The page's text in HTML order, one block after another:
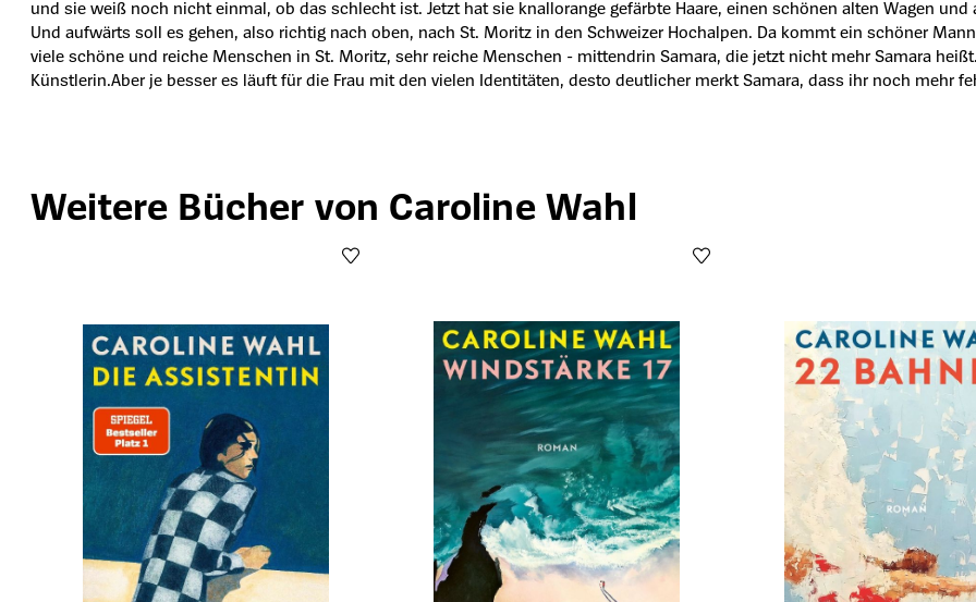
und sie weiß noch nicht einmal, ob das schlecht ist. Jetzt hat sie knallorange gefärbte Haare, einen schönen alten Wagen
Und aufwärts soll es gehen, also richtig nach oben, nach St. Moritz in den Schweizer Hochalpen. Da kommt ein schöner
viele schöne und reiche Menschen in St. Moritz, sehr reiche Menschen - mittendrin Samara, die jetzt nicht mehr Samara
Künstlerin.Aber je besser es läuft für die Frau mit den vielen Identitäten, desto deutlicher merkt Samara, dass ihr noch mehr
Produktgalerie überspringen
Weitere Bücher von Caroline Wahl